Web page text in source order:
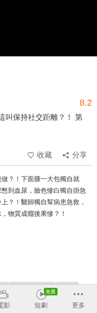
8.2
叫保持社交距離？！ 第
收藏
分享
？！下面腫一大包獨自就
到血尿，臉色慘白獨自掛急
？！醫師獨自幫病患急救，
物質成癮後果慘？！
陳欣湄
影 短劇 更多